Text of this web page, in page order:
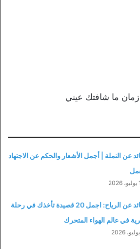
ما شافتك عيني
عن النملة | أجمل الأشعار والحكم عن الاجتهاد
قصائد عن الرياح: اجمل 20 قصيدة تأخذك في رحلة
في عالم الهواء المتحرك